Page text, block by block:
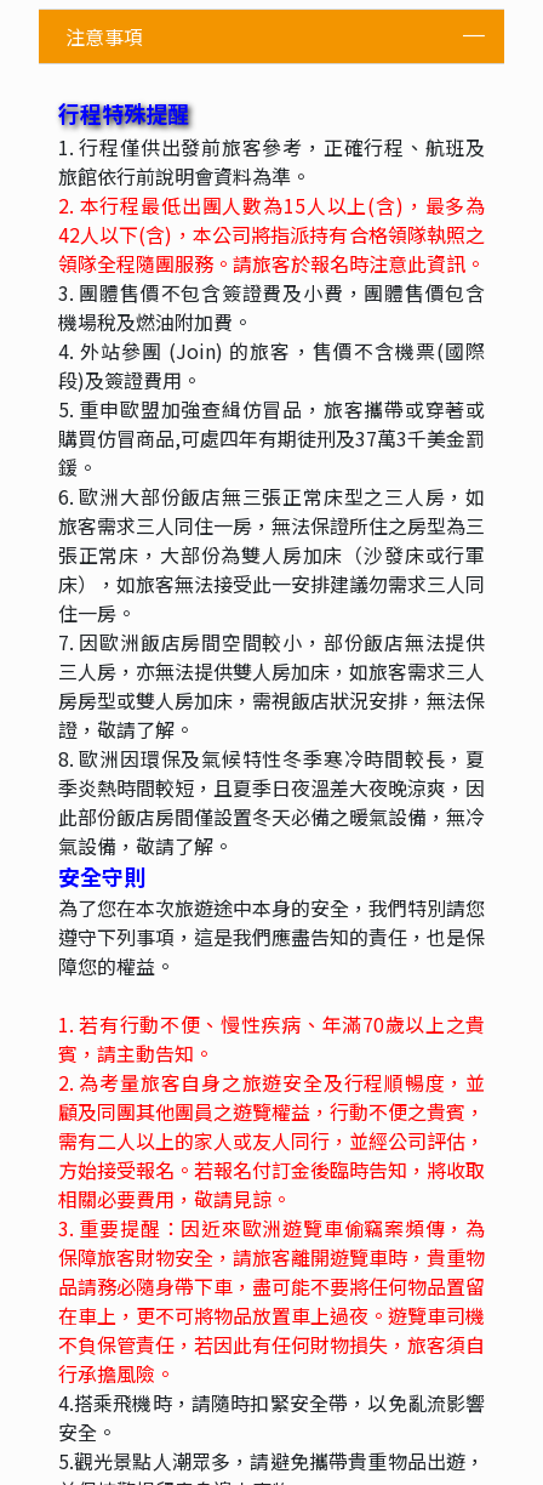
注意事項
行程特殊提醒
1. 行程僅供出發前旅客參考，正確行程、航班及
旅館依行前說明會資料為準。
2. 本行程最低出團人數為15人以上(含) ，最多為
42人以下(含)，本公司將指派持有合格領隊執照之
領隊全程隨團服務。請旅客於報名時注意此資訊。
3. 團體售價不包含簽證費及小費，團體售價包含
機場稅及燃油附加費。
4. 外站參團 (Join) 的旅客，售價不含機票(國際
段)及簽證費用。
5. 重申歐盟加強查緝仿冒品，旅客攜帶或穿著或
購買仿冒商品,可處四年有期徒刑及37萬3千美金罰
鍰。
6. 歐洲大部份飯店無三張正常床型之三人房，如
旅客需求三人同住一房，無法保證所住之房型為三
張正常床，大部份為雙人房加床（沙發床或行軍
床），如旅客無法接受此一安排建議勿需求三人同
住一房。
7. 因歐洲飯店房間空間較小，部份飯店無法提供
三人房，亦無法提供雙人房加床，如旅客需求三人
房房型或雙人房加床，需視飯店狀況安排，無法保
證，敬請了解。
8. 歐洲因環保及氣候特性冬季寒冷時間較長，夏
季炎熱時間較短，且夏季日夜溫差大夜晚涼爽，因
此部份飯店房間僅設置冬天必備之暖氣設備，無冷
氣設備，敬請了解。
安全守則
為了您在本次旅遊途中本身的安全，我們特別請您
遵守下列事項，這是我們應盡告知的責任，也是保
障您的權益。
1. 若有行動不便、慢性疾病、年滿70歲以上之貴
賓，請主動告知。
2. 為考量旅客自身之旅遊安全及行程順暢度，並
顧及同團其他團員之遊覽權益，行動不便之貴賓，
需有二人以上的家人或友人同行，並經公司評估，
方始接受報名。若報名付訂金後臨時告知，將收取
相關必要費用，敬請見諒。
3. 重要提醒：因近來歐洲遊覽車偷竊案頻傳，為
保障旅客財物安全，請旅客離開遊覽車時，貴重物
品請務必隨身帶下車，盡可能不要將任何物品置留
在車上，更不可將物品放置車上過夜。遊覽車司機
不負保管責任，若因此有任何財物損失，旅客須自
行承擔風險。
4.搭乘飛機時，請隨時扣緊安全帶，以免亂流影響
安全。
5.觀光景點人潮眾多，請避免攜帶貴重物品出遊，